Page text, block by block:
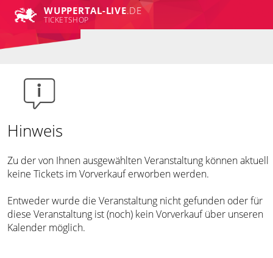
WUPPERTAL-LIVE.DE
TICKETSHOP
Hinweis
Zu der von Ihnen ausgewählten Veranstaltung können aktuell
keine Tickets im Vorverkauf erworben werden.
Entweder wurde die Veranstaltung nicht gefunden oder für
diese Veranstaltung ist (noch) kein Vorverkauf über unseren
Kalender möglich.